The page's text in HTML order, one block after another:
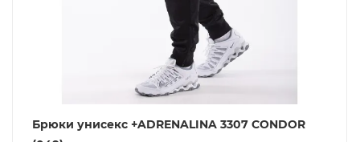
Брюки унисекс +ADRENALINA 3307 CONDOR